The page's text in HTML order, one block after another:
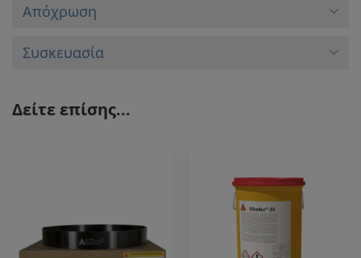
Απόχρωση
Συσκευασία
Δείτε επίσης...